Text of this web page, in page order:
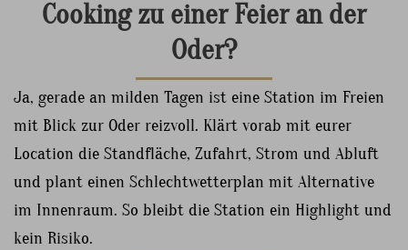
Cooking zu einer Feier an der
Oder?
Ja, gerade an milden Tagen ist eine Station im Freien
mit Blick zur Oder reizvoll. Klärt vorab mit eurer
Location die Standfläche, Zufahrt, Strom und Abluft
und plant einen Schlechtwetterplan mit Alternative
im Innenraum. So bleibt die Station ein Highlight und
kein Risiko.